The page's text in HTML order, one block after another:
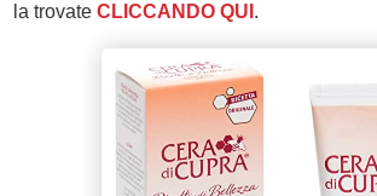
la trovate CLICCANDO QUI .